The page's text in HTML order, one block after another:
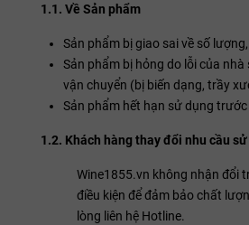
1.1. Về Sản phẩm
Sản phẩm bị giao sai về số
Sản phẩm bị hỏng do lỗi của
vận chuyển (bị biến dạng, trầy
Sản phẩm hết hạn sử dụng
1.2. Khách hàng thay đổi nhu cầu
Wine1855.vn không nhận đổi
điều kiện để đảm bảo chất
lòng liên hệ Hotline.